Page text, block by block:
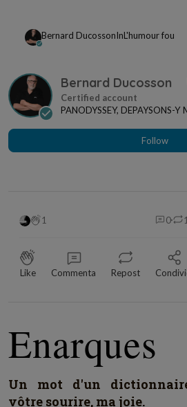
Bernard DucossonInL'humour fou
Bernard Ducosson
PANODYSSEY, DEPAYSONS-Y MA DEVISE : QUI AIME BIEN,
Follow
1 0 1
Like Commenta Repost
Enarques
Un mot d'un
vôtre sourire, ma joie.